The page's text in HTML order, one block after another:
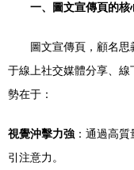
一、圖文宣傳頁的核
圖文宣傳頁，顧名
于線上社交媒體分享、
勢在于：
視覺沖擊力強 ：通過高
引注意力。